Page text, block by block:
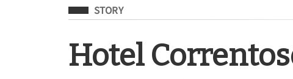
Filed Under
STORY
Hotel